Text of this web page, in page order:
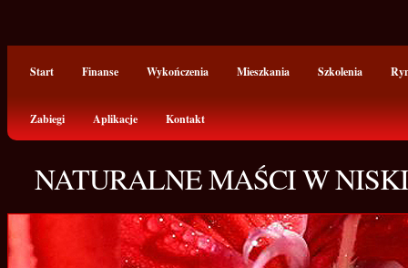
Start Finanse Wykończenia Mieszkania Szkolenia
Zabiegi Aplikacje Kontakt
NATURALNE MAŚCI W